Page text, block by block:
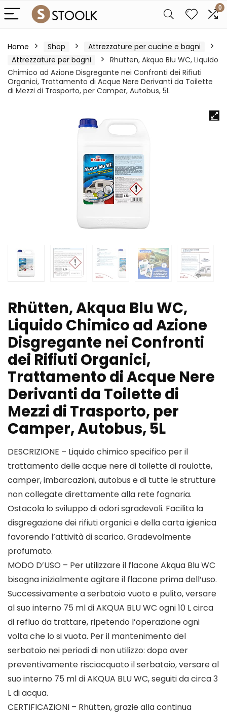
0
Home Shop
Attrezzature per cucine e bagni
Attrezzature per bagni
Rhütten, Akqua Blu WC, Liquido
Chimico ad Azione Disgregante nei Confronti dei Rifiuti
Organici, Trattamento di Acque Nere Derivanti da Toilette
di Mezzi di Trasporto, per Camper, Autobus, 5L
Rhütten, Akqua Blu WC,
Liquido Chimico ad Azione
Disgregante nei Confronti
dei Rifiuti Organici,
Trattamento di Acque Nere
Derivanti da Toilette di
Mezzi di Trasporto, per
Camper, Autobus, 5L
DESCRIZIONE – Liquido chimico specifico per il
trattamento delle acque nere di toilette di roulotte,
camper, imbarcazioni, autobus e di tutte le strutture
non collegate direttamente alla rete fognaria.
Ostacola lo sviluppo di odori sgradevoli. Facilita la
disgregazione dei rifiuti organici e della carta igienica
favorendo l’attività di scarico. Gradevolmente
profumato.
MODO D’USO – Per utilizzare il flacone Akqua Blu WC
bisogna inizialmente agitare il flacone prima dell’uso.
Successivamente a serbatoio vuoto e pulito, versare
al suo interno 75 ml di AKQUA BLU WC ogni 10 L circa
di refluo da trattare, ripetendo l’operazione ogni
volta che lo si vuota. Per il mantenimento del
serbatoio nei periodi di non utilizzo: dopo aver
preventivamente risciacquato il serbatoio, versare al
suo interno 75 ml di AKQUA BLU WC, seguiti da circa 3
L di acqua.
CERTIFICAZIONI – Rhütten, grazie alla continua